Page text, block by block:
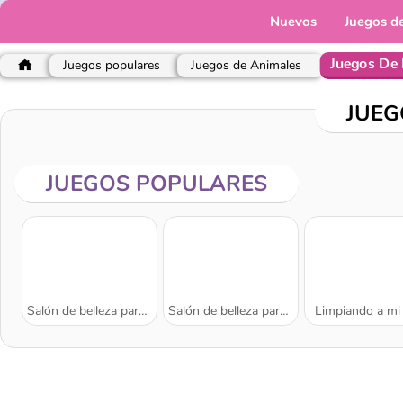
Nuevos Juegos
Juegos populares Juegos de Animales Juegos De
JUEGOS POPULARES
Salón de belleza para unicornios Salón de belleza para ponis Limpiando a